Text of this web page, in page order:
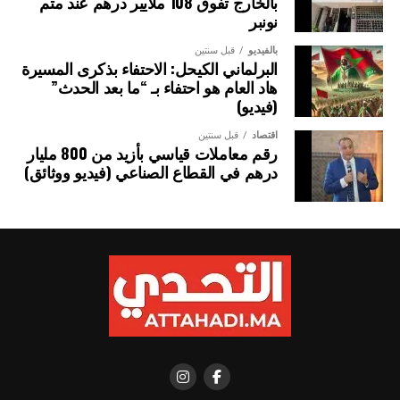
يمثل نحو ثلاثة أرباع الدول الساحلية في العالم.
الصورة: ميناء صيد بمدينة هايكو، الصين — المصدر: ويكيميديا كومنز (المُلك
العام CC0).
نونبر
بالفيديو قبل سنتين
البرلماني الكيحل: الاحتفاء بذكرى المسيرة
هاد العام هو احتفاء بـ “ما بعد الحدث”
(فيديو)
اقتصاد قبل سنتين
رقم معاملات قياسي بأزيد من 800 مليار
درهم في القطاع الصناعي (فيديو ووثائق)